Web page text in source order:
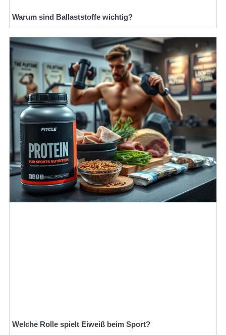
Warum sind Ballaststoffe wichtig?
Welche Rolle spielt Eiweiß beim Sport?